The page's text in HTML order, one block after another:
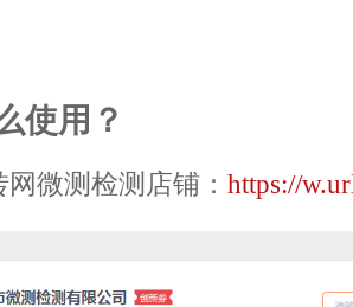
使用？
微测检测店铺： https://